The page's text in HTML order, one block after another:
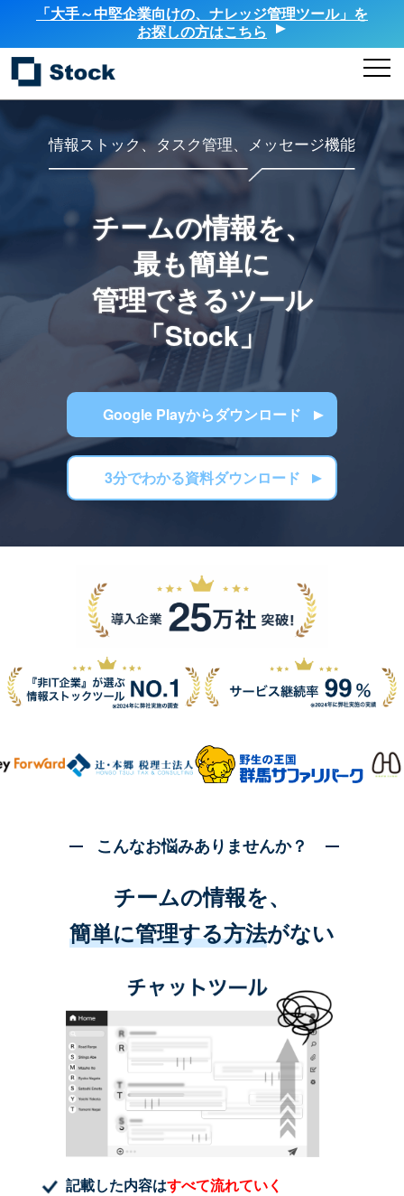
「大手～中堅企業向けの、ナレッジ管理ツール」を
お探しの方はこちら
情報ストック、タスク管理、メッセージ機能
チームの情報を、
最も簡単に
管理できるツール
「Stock」
Google Playからダウンロード
3分でわかる資料ダウンロード
こんなお悩みありませんか？
チームの情報を、
簡単に管理する方法がない
記載した内容はすべて流れていく